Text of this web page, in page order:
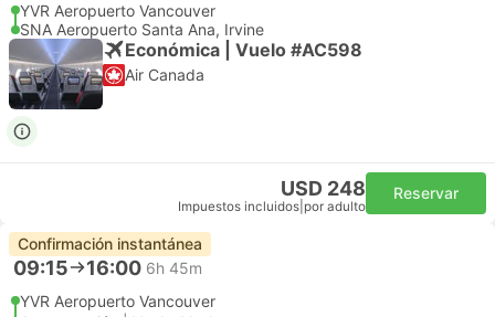
YVR Aeropuerto Vancouver
SNA Aeropuerto Santa Ana, Irvine
Económica | Vuelo #AC598
Air Canada
USD 248
Impuestos incluidos por adulto
Reservar
Confirmación instantánea
09:15 16:00 6h 45m
YVR Aeropuerto Vancouver